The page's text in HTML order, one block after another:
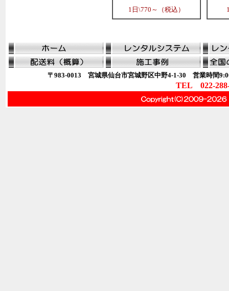
1日\770～（税込）
〒983-0013 宮城県仙台市宮城野区中野4-1-30 営業時間
TEL 022-